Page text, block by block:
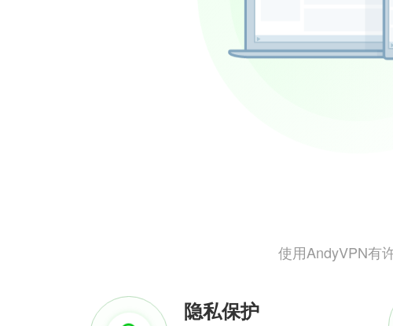
使用AndyVPN有
隐私保护